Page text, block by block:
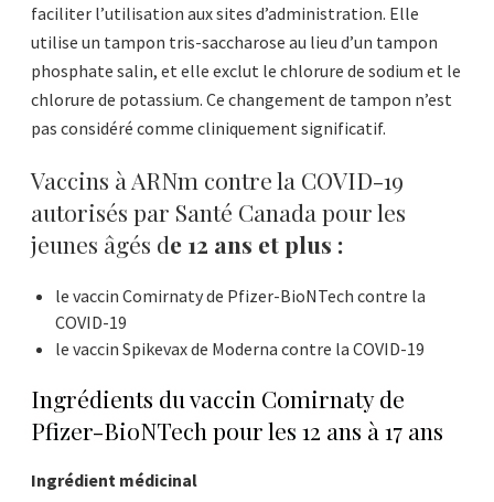
faciliter l’utilisation aux sites d’administration. Elle
utilise un tampon tris-saccharose au lieu d’un tampon
phosphate salin, et elle exclut le chlorure de sodium et le
chlorure de potassium. Ce changement de tampon n’est
pas considéré comme cliniquement significatif.
Vaccins à ARNm contre la COVID-19
autorisés par Santé Canada pour les
jeunes âgés de 12 ans et plus :
le vaccin Comirnaty de Pfizer-BioNTech contre la
COVID-19
le vaccin Spikevax de Moderna contre la COVID-19
Ingrédients du vaccin Comirnaty de
Pfizer-BioNTech pour les 12 ans à 17 ans
Ingrédient médicinal